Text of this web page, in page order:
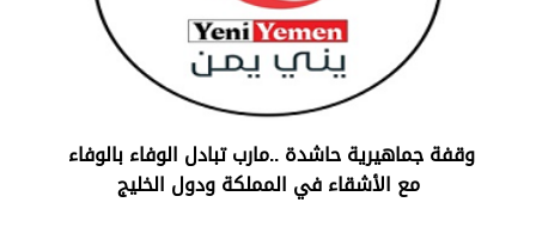
‏وقفة جماهيرية حاشدة ..مارب ‏تبادل الوفاء بالوفاء ‏
مع الأشقاء في المملكة ودول الخليج